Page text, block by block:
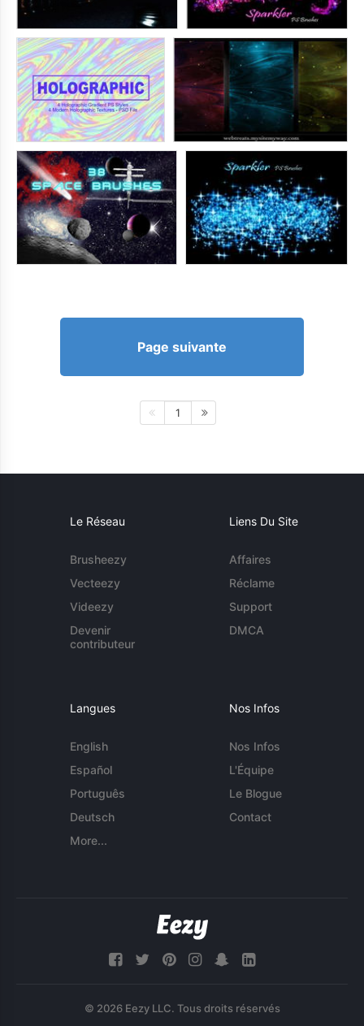
Page suivante
1
Le Réseau
Brusheezy
Vecteezy
Videezy
Devenir
contributeur
Liens Du Site
Affaires
Réclame
Support
DMCA
Langues
English
Español
Português
Deutsch
More...
Nos Infos
Nos Infos
L'Équipe
Le Blogue
Contact
© 2026 Eezy LLC. Tous droits réservés